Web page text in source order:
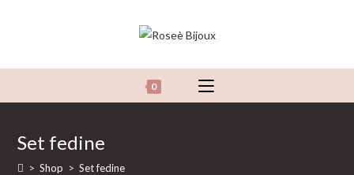
0
Set fedine
> Shop > Set fedine